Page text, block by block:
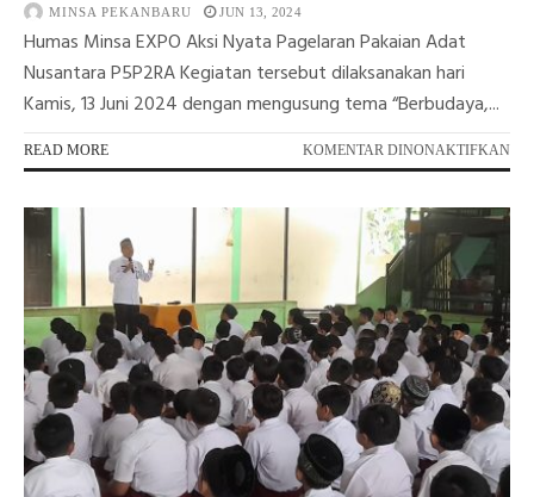
MINSA PEKANBARU JUN 13, 2024
Humas Minsa EXPO Aksi Nyata Pagelaran Pakaian Adat
Nusantara P5P2RA Kegiatan tersebut dilaksanakan hari
Kamis, 13 Juni 2024 dengan mengusung tema “Berbudaya,...
READ MORE KOMENTAR DINONAKTIFKAN